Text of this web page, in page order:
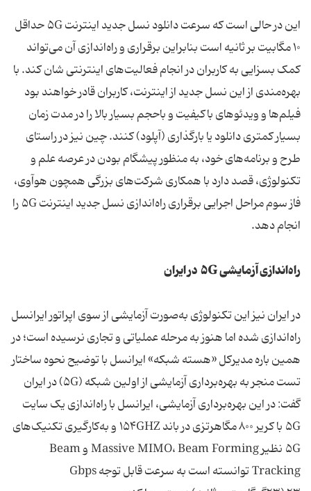
این در حالی است که سرعت دانلود نسل جدید اینترنت ۵G حداقل
۱۰ مگابیت بر ثانیه است بنابراین برقراری و راه‌اندازی آن می‌تواند
کمک بسزایی به کاربران در انجام فعالیت‌های اینترنتی شان کند. با
بهره‌مندی از این نسل جدید از اینترنت، کاربران قادر خواهند بود
فیلم‌ها و ویدئوهای باکیفیت و باحجم بسیار بالا را در مدت زمان
بسیار کمتری دانلود یا بارگذاری (آپلود) کنند. چین نیز در راستای
طرح و برنامه‌های خود، به منظور پیشگام بودن در عرصه علم و
تکنولوژی، قصد دارد با همکاری شرکت‌های بزرگی همچون هوآوی،
فاز سوم مراحل اجرایی برقراری راه‌اندازی نسل جدید اینترنت ۵G را
انجام دهد.
راه‌اندازی آزمایشی ۵G در ایران
در ایران نیز این تکنولوژی به‌صورت آزمایشی از سوی اپراتور ایرانسل
راه‌اندازی شده اما هنوز به مرحله عملیاتی و تجاری نرسیده است؛ در
همین باره مدیرکل «هسته شبکه» ایرانسل با توضیح نحوه ساختار
تست منجر به بهره‌برداری آزمایشی از اولین شبکه (۵G) در ایران
گفت: در این بهره‌برداری آزمایشی، ایرانسل با راه‌اندازی یک سایت
۵G با کریر ۸۰۰ مگاهرتزی در باند ۱۵۴GHZ و به‌کارگیری تکنیک‌های
۵G نظیر Massive MIMO، Beam Forming و Beam
Tracking توانسته است به سرعت قابل توجه Gbps